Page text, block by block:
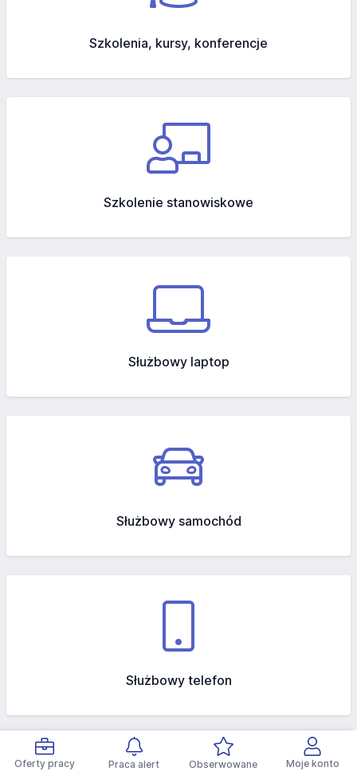
Oferty pracy Praca alert Obserwowane Moje konto
Szkolenia, kursy, konferencje
Szkolenie stanowiskowe
Służbowy laptop
Służbowy samochód
Służbowy telefon